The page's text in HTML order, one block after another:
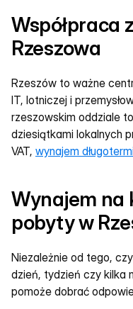
Współpraca
Rzeszowa
Rzeszów to ważne
IT, lotniczej i
rzeszowskim oddziale
dziesiątkami lokalnych
VAT, wynajem
Wynajem na
pobyty w
Niezależnie od tego,
dzień, tydzień czy kilka
pomoże dobrać